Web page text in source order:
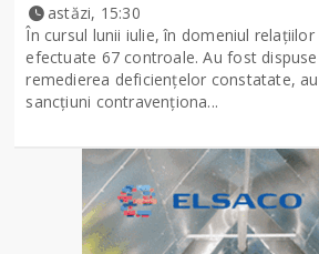
astăzi, 15:30
În cursul lunii iulie, în domeniul
efectuate 67 controale. Au fost
remedierea deficiențelor constatate,
sancţiuni contravenționa...